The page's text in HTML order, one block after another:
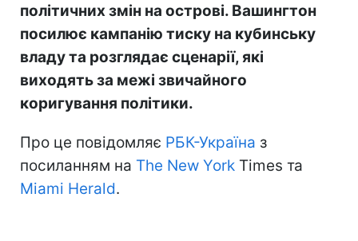
політичних змін на острові. Вашингтон
посилює кампанію тиску на кубинську
владу та розглядає сценарії, які
виходять за межі звичайного
коригування політики.
Про це повідомляє РБК-Україна з
посиланням на The New York Times та
Miami Herald.